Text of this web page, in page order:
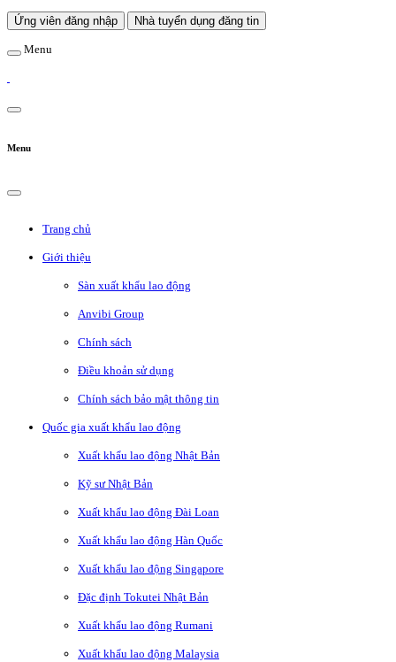
Ứng viên đăng nhập Nhà tuyển dụng đăng tin
Menu
Menu
Trang chủ
Giới thiệu
Sàn xuất khẩu lao động
Anvibi Group
Chính sách
Điều khoản sử dụng
Chính sách bảo mật thông tin
Quốc gia xuất khẩu lao động
Xuất khẩu lao động Nhật Bản
Kỹ sư Nhật Bản
Xuất khẩu lao động Đài Loan
Xuất khẩu lao động Hàn Quốc
Xuất khẩu lao động Singapore
Đặc định Tokutei Nhật Bản
Xuất khẩu lao động Rumani
Xuất khẩu lao động Malaysia